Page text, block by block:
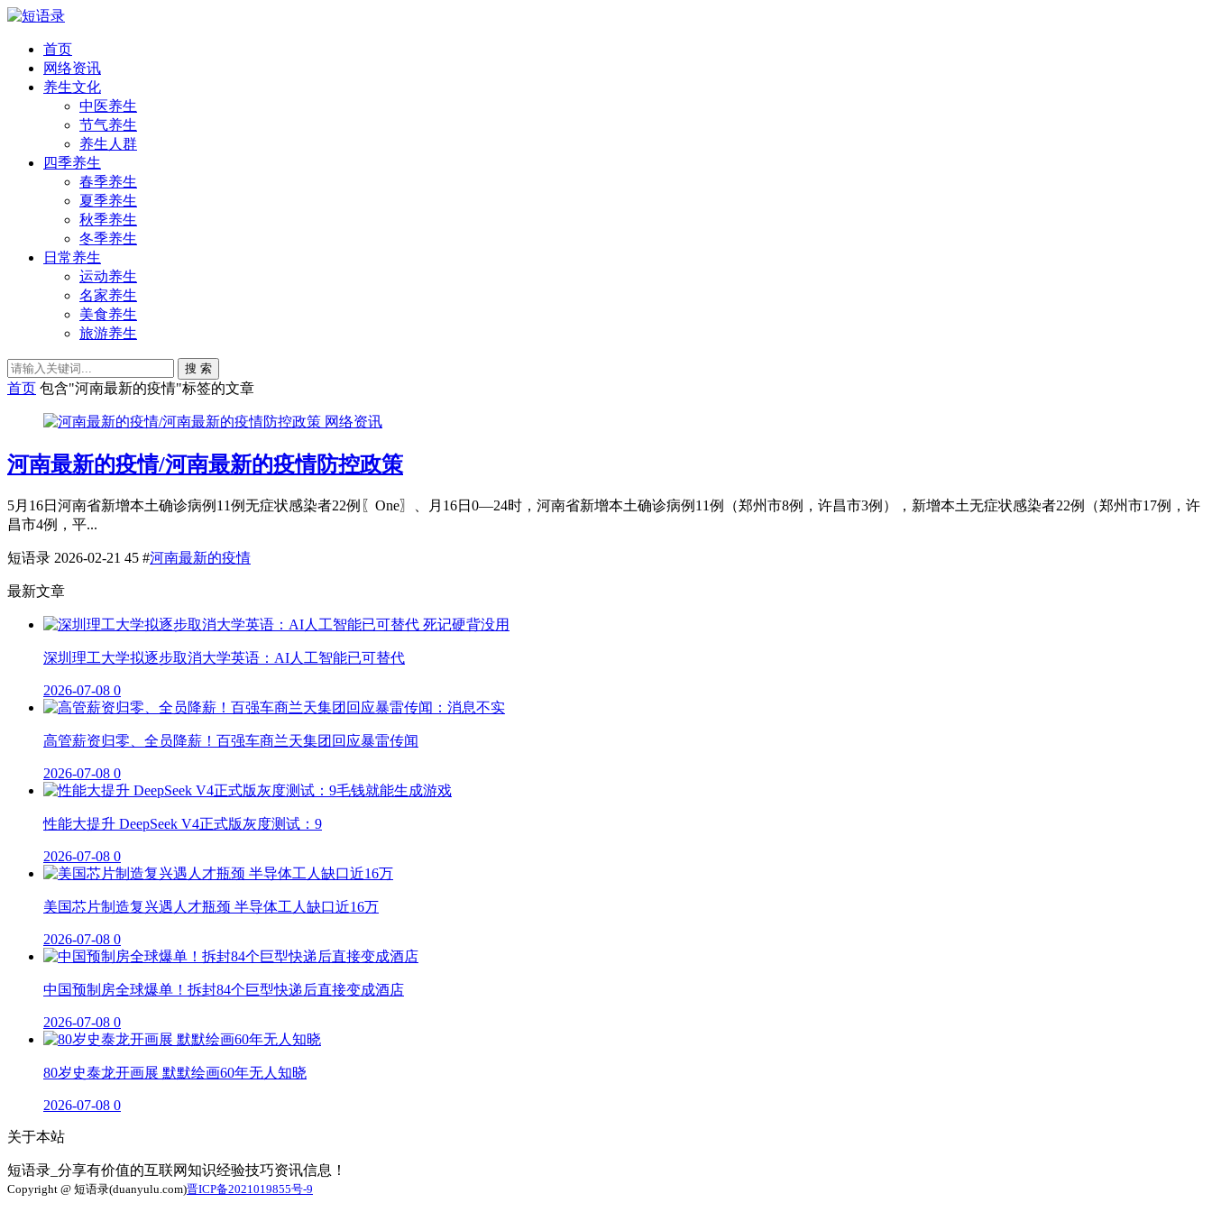
首页
网络资讯
养生文化
中医养生
节气养生
养生人群
四季养生
春季养生
夏季养生
秋季养生
冬季养生
日常养生
运动养生
名家养生
美食养生
旅游养生
搜 索
首页 包含"河南最新的疫情"标签的文章
网络资讯
河南最新的疫情/河南最新的疫情防控政策
5月16日河南省新增本土确诊病例11例无症状感染者22例〖One〗、月16日0—24时，河南省新增本土确诊病例11例（郑州市8例，许昌市3例），新增本土无症状感染者22例（郑州市17例，许
昌市4例，平...
短语录 2026-02-21 45 #河南最新的疫情
最新文章
深圳理工大学拟逐步取消大学英语：AI人工智能已可替代
2026-07-08 0
高管薪资归零、全员降薪！百强车商兰天集团回应暴雷传闻
2026-07-08 0
性能大提升 DeepSeek V4正式版灰度测试：9
2026-07-08 0
美国芯片制造复兴遇人才瓶颈 半导体工人缺口近16万
2026-07-08 0
中国预制房全球爆单！拆封84个巨型快递后直接变成酒店
2026-07-08 0
80岁史泰龙开画展 默默绘画60年无人知晓
2026-07-08 0
关于本站
短语录_分享有价值的互联网知识经验技巧资讯信息！
Copyright @ 短语录(duanyulu.com)晋ICP备2021019855号-9